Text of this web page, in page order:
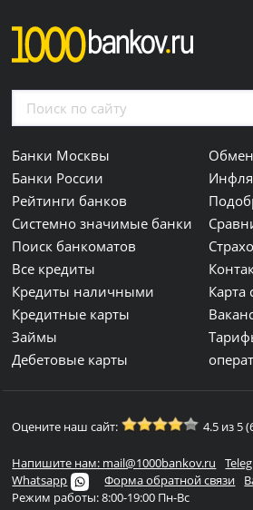
Банки Москвы
Банки России
Рейтинги банков
Системно значимые банки
Поиск банкоматов
Все кредиты
Кредиты наличными
Кредитные карты
Займы
Дебетовые карты
Карта
Оцените наш сайт: 4.5 из 5
Напишите нам: mail@1000bankov.ru
Whatsapp
Форма обратной связи
Режим работы: 8:00-19:00 Пн-Вс